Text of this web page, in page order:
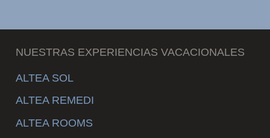
NUESTRAS EXPERIENCIAS VACACIONALES
ALTEA SOL
ALTEA REMEDI
ALTEA ROOMS